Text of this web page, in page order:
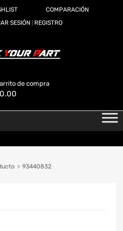
COMPARACIÓN
SESIÓN REGISTRO
de compra
0.00
93440832